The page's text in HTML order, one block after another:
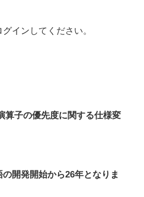
グイン してください。
算子の優先度に関する仕様変
開発開始から26年となりま